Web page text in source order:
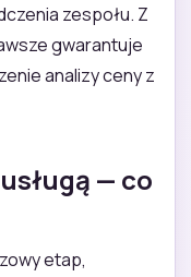
zespołu. Z
gwarantuje
analizy ceny z
— co
etap,